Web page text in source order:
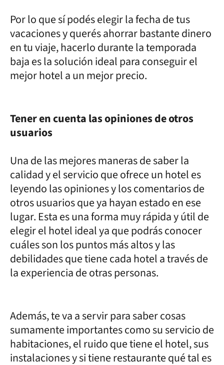
Por lo que sí podés elegir la fecha de tus
vacaciones y querés ahorrar bastante dinero
en tu viaje, hacerlo durante la temporada
baja es la solución ideal para conseguir el
mejor hotel a un mejor precio.
Tener en cuenta las opiniones de otros
usuarios
Una de las mejores maneras de saber la
calidad y el servicio que ofrece un hotel es
leyendo las opiniones y los comentarios de
otros usuarios que ya hayan estado en ese
lugar. Esta es una forma muy rápida y útil de
elegir el hotel ideal ya que podrás conocer
cuáles son los puntos más altos y las
debilidades que tiene cada hotel a través de
la experiencia de otras personas.
Además, te va a servir para saber cosas
sumamente importantes como su servicio de
habitaciones, el ruido que tiene el hotel, sus
instalaciones y si tiene restaurante qué tal es